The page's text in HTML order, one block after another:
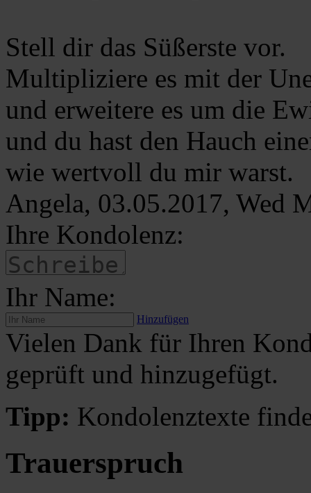
Stell dir das Süßerste vor.
Multipliziere es mit der
und erweitere es um die
und du hast den Hauch
wie wertvoll du mir warst.
Angela, 03.05.2017, Wed
Ihre Kondolenz:
Ihr Name:
Hinzufügen
Vielen Dank für Ihren
geprüft und hinzugefügt.
Tipp: Kondolenztexte
Trauerspruch